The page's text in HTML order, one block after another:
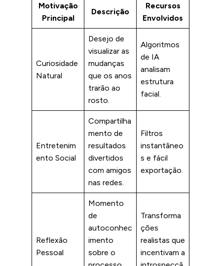
Motivação
Principal
Descrição
Recursos
Envolvidos
Curiosidade
Natural
Desejo de
visualizar as
mudanças
que os anos
trarão ao
rosto.
Algoritmos
de IA
analisam
estrutura
facial.
Entretenim
ento Social
Compartilha
mento de
resultados
divertidos
com amigos
nas redes.
Filtros
instantâneo
s e fácil
exportação.
Reflexão
Pessoal
Momento
de
autoconhec
imento
sobre o
Transforma
ções
realistas que
incentivam a